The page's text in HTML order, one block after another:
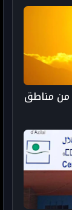
من مناطق